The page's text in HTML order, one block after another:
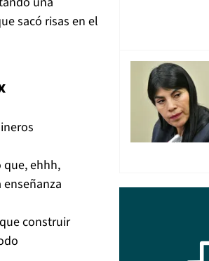
sacó risas en el
que, ehhh,
construir